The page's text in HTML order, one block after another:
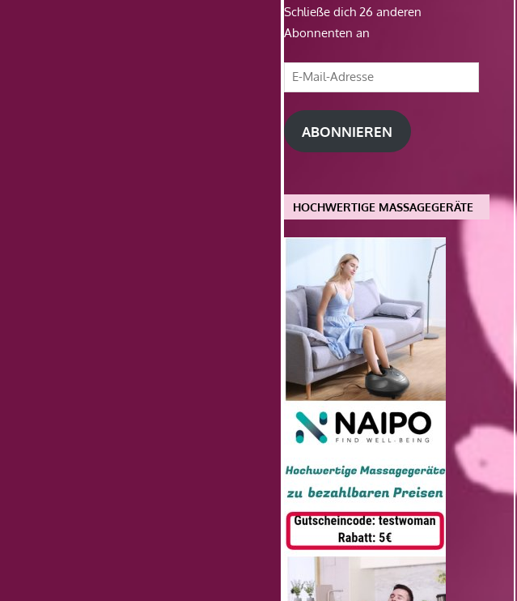
Schließe dich 26 anderen
Abonnenten an
E-
Mail-
Adresse
ABONNIEREN
HOCHWERTIGE MASSAGEGERÄTE